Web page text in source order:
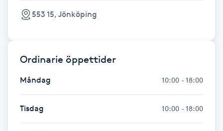
Gel naglar
Gellack
553 15, Jönköping
Ordinarie öppettider
Måndag 10:00 - 18:00
Tisdag 10:00 - 18:00